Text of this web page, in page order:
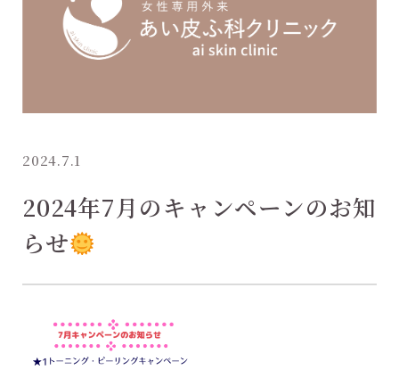
2024.7.1
2024年7月のキャンペーンのお知
らせ